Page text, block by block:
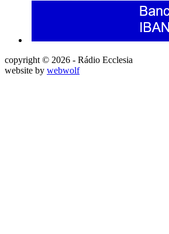
copyright © 2026 - Rádio Ecclesia
website by webwolf